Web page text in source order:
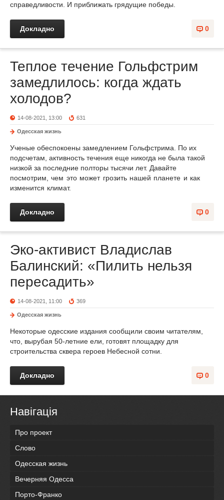
справедливости. И приближать грядущие победы.
0
Докладно
Теплое течение Гольфстрим
замедлилось: когда ждать
холодов?
14-08-2021, 13:00 631
Одесская жизнь
Ученые обеспокоены замедлением Гольфстрима. По их
подсчетам, активность течения еще никогда не была такой
низкой за последние полторы тысячи лет. Давайте
посмотрим, чем это может грозить нашей планете и как
изменится климат.
0
Докладно
Эко-активист Владислав
Балинский: «Пилить нельзя
пересадить»
14-08-2021, 11:00 369
Одесская жизнь
Некоторые одесские издания сообщили своим читателям,
что, вырубая 50-летние ели, готовят площадку для
строительства сквера героев Небесной сотни.
0
Докладно
Навігація
Про проект
Слово
Одесская жизнь
Вечерняя Одесса
Порто-Франко